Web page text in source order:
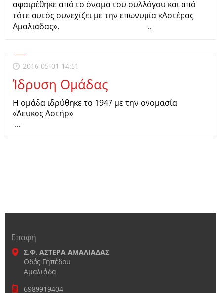
αφαιρέθηκε από το όνομα του συλλόγου και από
τότε αυτός συνεχίζει με την επωνυμία «Αστέρας
Αμαλιάδας». ...
2016-05-01 14:51
Ίδρυση Ομάδας
Η ομάδα ιδρύθηκε το 1947 με την ονομασία
«Λευκός Αστήρ».
...
Επαφή
Σ.Φ. ΑΣΤΕΡΑ ΑΜΑΛΙΑΔΑΣ
Οδός Γηπέδου
Αμαλιάδα
6989919404